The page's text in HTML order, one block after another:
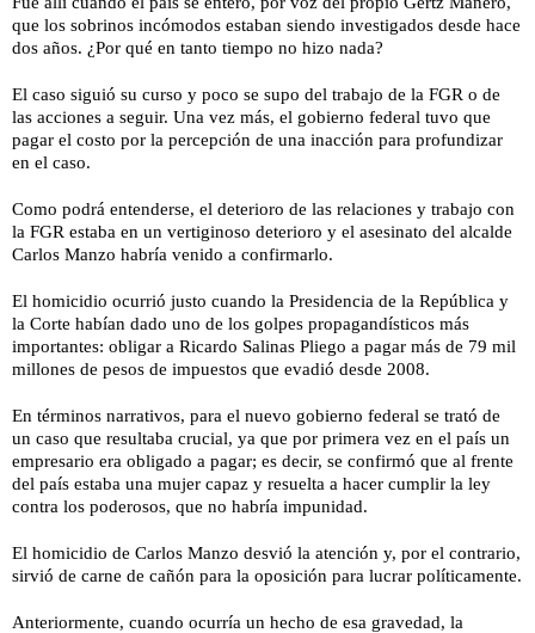
que los sobrinos incómodos estaban siendo investigados desde hace
dos años. ¿Por qué en tanto tiempo no hizo nada?
El caso siguió su curso y poco se supo del trabajo de la FGR o de
las acciones a seguir. Una vez más, el gobierno federal tuvo que
pagar el costo por la percepción de una inacción para profundizar
en el caso.
Como podrá entenderse, el deterioro de las relaciones y trabajo con
la FGR estaba en un vertiginoso deterioro y el asesinato del alcalde
Carlos Manzo habría venido a confirmarlo.
El homicidio ocurrió justo cuando la Presidencia de la República y
la Corte habían dado uno de los golpes propagandísticos más
importantes: obligar a Ricardo Salinas Pliego a pagar más de 79 mil
millones de pesos de impuestos que evadió desde 2008.
En términos narrativos, para el nuevo gobierno federal se trató de
un caso que resultaba crucial, ya que por primera vez en el país un
empresario era obligado a pagar; es decir, se confirmó que al frente
del país estaba una mujer capaz y resuelta a hacer cumplir la ley
contra los poderosos, que no habría impunidad.
El homicidio de Carlos Manzo desvió la atención y, por el contrario,
sirvió de carne de cañón para la oposición para lucrar políticamente.
Anteriormente, cuando ocurría un hecho de esa gravedad, la